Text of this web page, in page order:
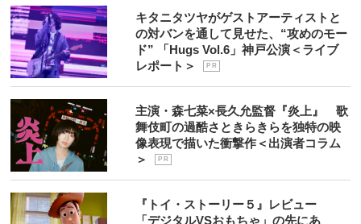
キタニタツヤがゲストアーティストと
の対バンを通して見せた、“攻めのモー
ド” 「Hugs Vol.6」神戸公演＜ライブ
レポート＞
P R
主演・森七菜×長久允監督『炎上』 歌
舞伎町の過酷さときらきらを独特の映
像表現で描いた衝撃作＜出演者コラム
＞
P R
『トイ・ストーリー５』レビュー
「デジタルVSおもちゃ」の先にあ